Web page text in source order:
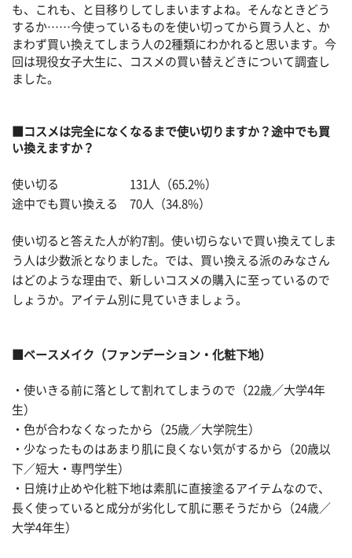
も、これも、と目移りしてしまいますよね。そんなときどう
するか……今使っているものを使い切ってから買う人と、か
まわず買い換えてしまう人の2種類にわかれると思います。今
回は現役女子大生に、コスメの買い替えどきについて調査し
ました。
■コスメは完全になくなるまで使い切りますか？途中でも買
い換えますか？
使い切る 131人（65.2%）
途中でも買い換える 70人（34.8%）
使い切ると答えた人が約7割。使い切らないで買い換えてしま
う人は少数派となりました。では、買い換える派のみなさん
はどのような理由で、新しいコスメの購入に至っているので
しょうか。アイテム別に見ていきましょう。
■ベースメイク（ファンデーション・化粧下地）
・使いきる前に落として割れてしまうので（22歳／大学4年
生）
・色が合わなくなったから（25歳／大学院生）
・少なったものはあまり肌に良くない気がするから（20歳以
下／短大・専門学生）
・日焼け止めや化粧下地は素肌に直接塗るアイテムなので、
長く使っていると成分が劣化して肌に悪そうだから（24歳／
大学4年生）